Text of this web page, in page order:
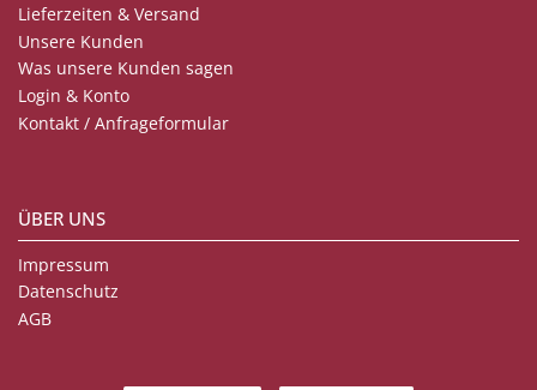
Lieferzeiten & Versand
Unsere Kunden
Was unsere Kunden sagen
Login & Konto
Kontakt / Anfrageformular
ÜBER UNS
Impressum
Datenschutz
AGB